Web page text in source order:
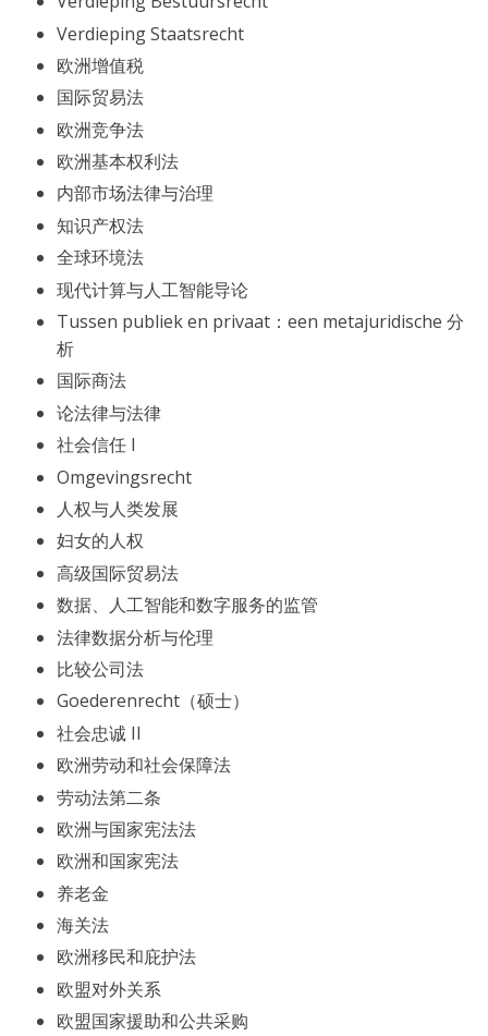
Verdieping Staatsrecht
欧洲增值税
国际贸易法
欧洲竞争法
欧洲基本权利法
内部市场法律与治理
知识产权法
全球环境法
现代计算与人工智能导论
Tussen publiek en privaat：een metajuridische 分
析
国际商法
论法律与法律
社会信任 I
Omgevingsrecht
人权与人类发展
妇女的人权
高级国际贸易法
数据、人工智能和数字服务的监管
法律数据分析与伦理
比较公司法
Goederenrecht（硕士）
社会忠诚 II
欧洲劳动和社会保障法
劳动法第二条
欧洲与国家宪法法
欧洲和国家宪法
养老金
海关法
欧洲移民和庇护法
欧盟对外关系
欧盟国家援助和公共采购